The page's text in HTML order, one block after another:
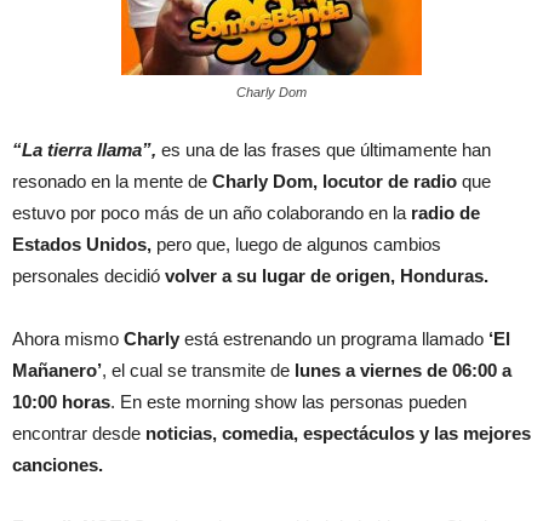
Charly Dom
“La tierra llama”, es una de las frases que últimamente han
resonado en la mente de Charly Dom, locutor de radio que
estuvo por poco más de un año colaborando en la radio de
Estados Unidos, pero que, luego de algunos cambios
personales decidió volver a su lugar de origen, Honduras.
Ahora mismo Charly está estrenando un programa llamado ‘El
Mañanero’, el cual se transmite de lunes a viernes de 06:00 a
10:00 horas. En este morning show las personas pueden
encontrar desde noticias, comedia, espectáculos y las mejores
canciones.